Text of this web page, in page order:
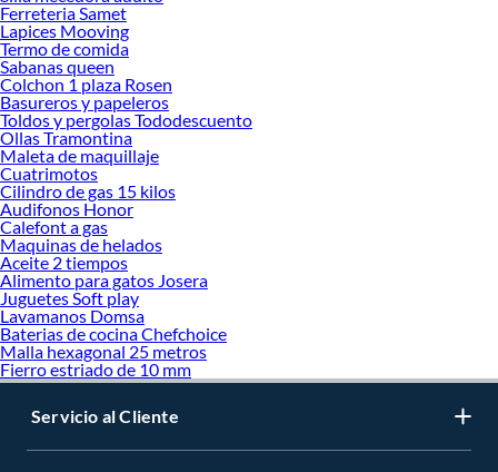
Ferreteria Samet
Lapices Mooving
Termo de comida
Sabanas queen
Colchon 1 plaza Rosen
Basureros y papeleros
Toldos y pergolas Tododescuento
Ollas Tramontina
Maleta de maquillaje
Cuatrimotos
Cilindro de gas 15 kilos
Audifonos Honor
Calefont a gas
Maquinas de helados
Aceite 2 tiempos
Alimento para gatos Josera
Juguetes Soft play
Lavamanos Domsa
Baterias de cocina Chefchoice
Malla hexagonal 25 metros
Fierro estriado de 10 mm
Servicio al Cliente